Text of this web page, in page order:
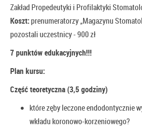
Zakład Propedeutyki i Profilaktyki
Koszt:prenumeratorzy „Magazynu
pozostali uczestnicy - 900 zł
7 punktów edukacyjnych!!!
Plan kursu:
Część teoretyczna (3,5 godziny)
które zęby leczone endodontycznie
wkładu koronowo-korzeniowego?